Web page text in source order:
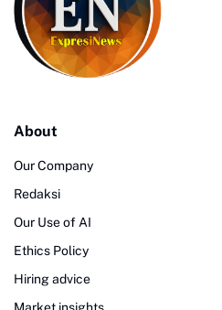
About
Our Company
Redaksi
Our Use of AI
Ethics Policy
Hiring advice